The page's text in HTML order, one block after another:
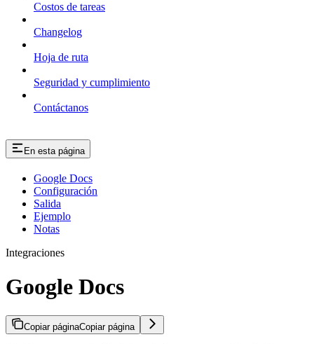
Costos de tareas
Changelog
Hoja de ruta
Seguridad y cumplimiento
Contáctanos
En esta página
Google Docs
Configuración
Salida
Ejemplo
Notas
Integraciones
Google Docs
Copiar páginaCopiar página